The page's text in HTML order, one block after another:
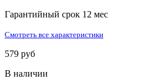
Гарантийный срок 12 мес
Смотреть все характеристики
579 руб
В наличии